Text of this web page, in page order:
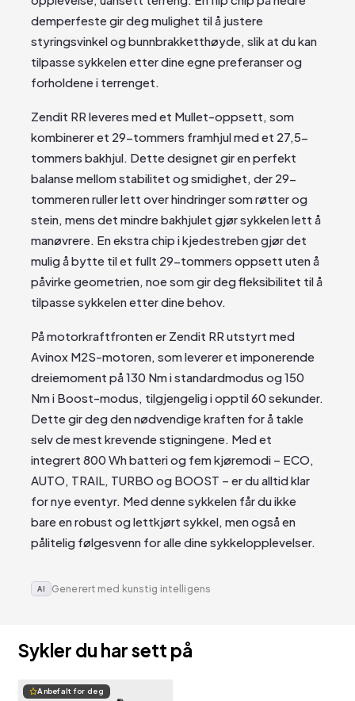
demperfeste gir deg mulighet til å justere
styringsvinkel og bunnbrakketthøyde, slik at du kan
tilpasse sykkelen etter dine egne preferanser og
forholdene i terrenget.
Zendit RR leveres med et Mullet-oppsett, som
kombinerer et 29-tommers framhjul med et 27,5-
tommers bakhjul. Dette designet gir en perfekt
balanse mellom stabilitet og smidighet, der 29-
tommeren ruller lett over hindringer som røtter og
stein, mens det mindre bakhjulet gjør sykkelen lett å
manøvrere. En ekstra chip i kjedestreben gjør det
mulig å bytte til et fullt 29-tommers oppsett uten å
påvirke geometrien, noe som gir deg fleksibilitet til å
tilpasse sykkelen etter dine behov.
På motorkraftfronten er Zendit RR utstyrt med
Avinox M2S-motoren, som leverer et imponerende
dreiemoment på 130 Nm i standardmodus og 150
Nm i Boost-modus, tilgjengelig i opptil 60 sekunder.
Dette gir deg den nødvendige kraften for å takle
selv de mest krevende stigningene. Med et
integrert 800 Wh batteri og fem kjøremodi – ECO,
AUTO, TRAIL, TURBO og BOOST – er du alltid klar
for nye eventyr. Med denne sykkelen får du ikke
bare en robust og lettkjørt sykkel, men også en
pålitelig følgesvenn for alle dine sykkelopplevelser.
AI Generert med kunstig intelligens
Sykler du har sett på
Anbefalt for deg